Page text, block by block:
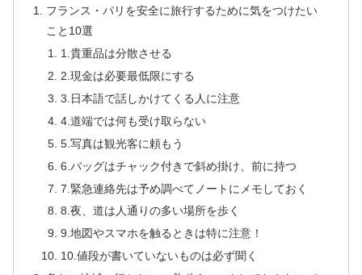
フランス・パリを安全に旅行するために気をつけたい
こと10選
1.貴重品は分散させる
2.現金は必要最低限にする
3.日本語で話しかけてくる人に注意
4.道端では何も受け取らない
5.写真は観光客に頼もう
6.バッグはチャック付きで斜め掛け、前に持つ
7.緊急連絡先は予め調べてノートにメモしておく
8.夜、道は人通りの多い場所を歩く
9.地図やスマホを触るときは特に注意！
10.値段が書いていないものは必ず聞く